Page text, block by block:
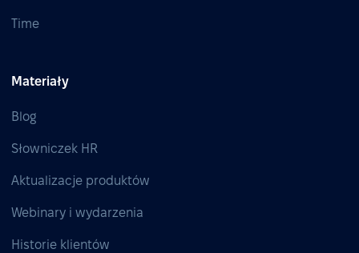
Time
Materiały
Blog
Słowniczek HR
Aktualizacje produktów
Webinary i wydarzenia
Historie klientów